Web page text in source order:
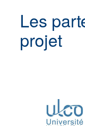
Les
projet